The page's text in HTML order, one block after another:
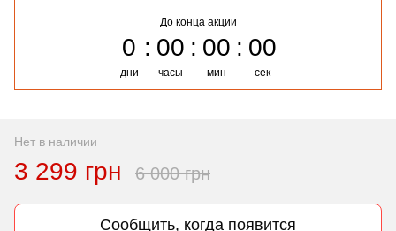
До конца акции
0
дни
00
часы
00
мин
00
сек
Нет в наличии
3 299 грн 6 000 грн
Сообщить, когда появится